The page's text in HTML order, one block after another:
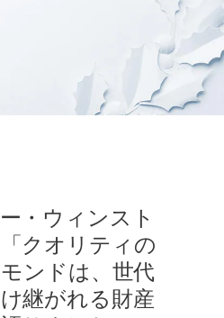
・ウィンスト
クオリティの
ンドは、世代
継がれる財産